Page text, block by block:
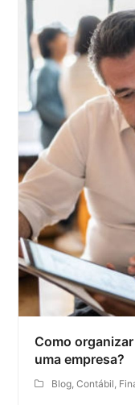
Como
uma empresa?
Blog,Contábil,